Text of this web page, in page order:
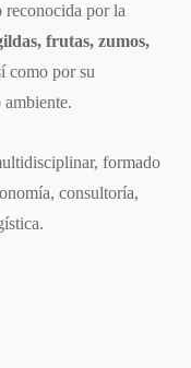
reconocida por la
frutas, zumos,
como por su
formado
consultoría,